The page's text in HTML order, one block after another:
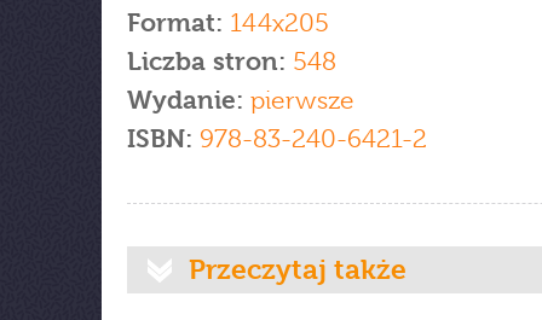
Format: 144x205
Liczba stron: 548
Wydanie: pierwsze
ISBN: 978-83-240-6421-2
Przeczytaj także